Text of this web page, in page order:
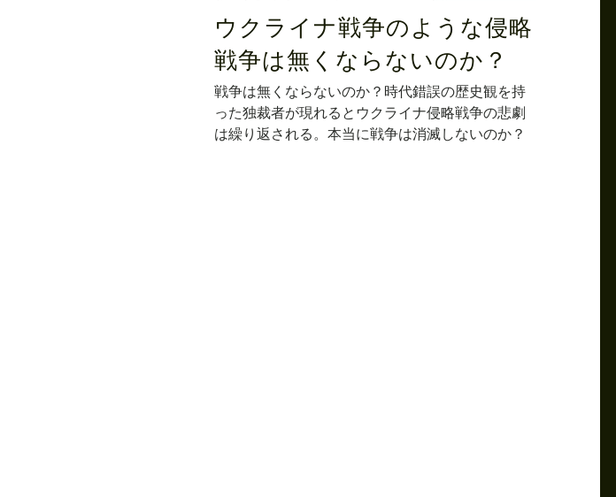
ウクライナ戦争のような侵略
戦争は無くならないのか？
戦争は無くならないのか？時代錯誤の歴史観を持
った独裁者が現れるとウクライナ侵略戦争の悲劇
は繰り返される。本当に戦争は消滅しないのか？